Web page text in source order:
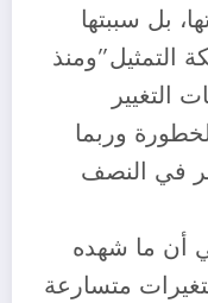
بل سببتها
التمثيل”ومنذ
التغيير
وربما
في النصف
أن ما شهده
متسارعة